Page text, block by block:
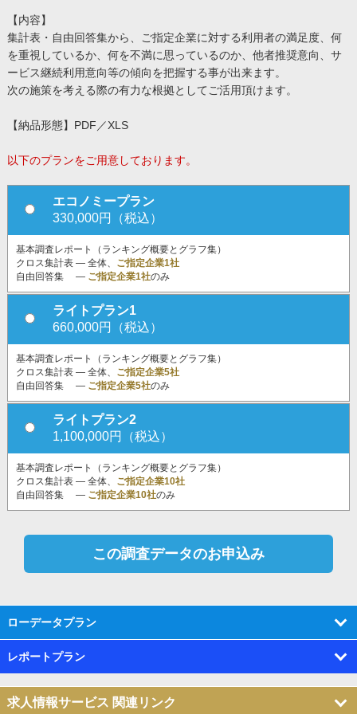
【内容】
集計表・自由回答集から、ご指定企業に対する利用者の満足度、何
を重視しているか、何を不満に思っているのか、他者推奨意向、サ
ービス継続利用意向等の傾向を把握する事が出来ます。
次の施策を考える際の有力な根拠としてご活用頂けます。
【納品形態】PDF／XLS
以下のプランをご用意しております。
エコノミープラン
330,000円（税込）
基本調査レポート（ランキング概要とグラフ集）
クロス集計表 ― 全体、 ご指定企業1社
自由回答集 ― ご指定企業1社のみ
ライトプラン1
660,000円（税込）
基本調査レポート（ランキング概要とグラフ集）
クロス集計表 ― 全体、 ご指定企業5社
自由回答集 ― ご指定企業5社のみ
ライトプラン2
1,100,000円（税込）
基本調査レポート（ランキング概要とグラフ集）
クロス集計表 ― 全体、 ご指定企業10社
自由回答集 ― ご指定企業10社のみ
ローデータプラン
レポートプラン
求人情報サービス 関連リンク